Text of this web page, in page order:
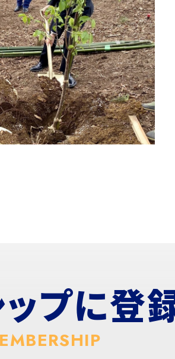
プに登